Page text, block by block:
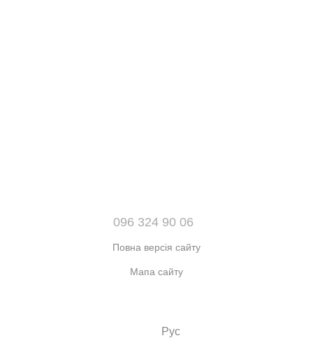
096 324 90 06
Повна версія сайту
Мапа сайту
Рус